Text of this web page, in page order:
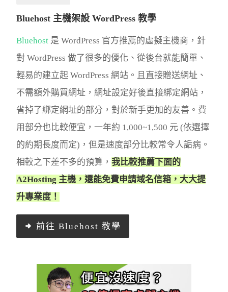
Bluehost 主機架設 WordPress 教學
Bluehost 是 WordPress 官方推薦的虛擬主機商，針
對 WordPress 做了很多的優化、從後台就能簡單、
輕易的建立起 WordPress 網站。且直接贈送網址、
不需額外購買網址，網址設定好後直接綁定網站，
省掉了綁定網址的部分，對於新手更加的友善。費
用部分也比較便宜，一年約 1,000~1,500 元 (依選擇
的約期長度而定)，但是速度部分比較常令人詬病。
相較之下差不多的預算， 我比較推薦下面的
A2Hosting 主機，還能免費申請域名信箱，大大提
升專業度！
前往 Bluehost 教學